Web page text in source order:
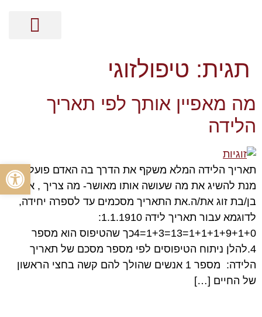
תגית: טיפולזוגי
מה מאפיין אותך לפי תאריך
הלידה
תאריך הלידה המלא משקף את הדרך בה האדם פועל על
מנת להשיג את מה שעושה אותו מאושר- מה צריך , איזה
בן/בת זוג את/ה.את התאריך מסכמים עד לספרה יחידה,
לדוגמא עבור תאריך לידה 1.1.1910:
1+1+1+9+1+0=13=1+3=4כך שהטיפוס הוא מספר
4.להלן ניתוח הטיפוסים לפי מספר מסכם של תאריך
הלידה: מספר 1 אנשים שהולך להם קשה בחצי הראשון
של החיים […]
פתח